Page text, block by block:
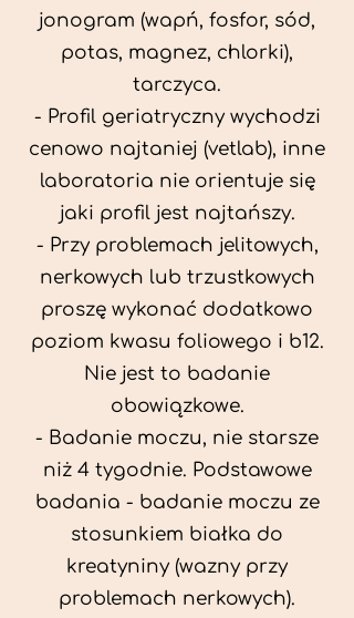
jonogram (wapń, fosfor, sód,
potas, magnez, chlorki),
tarczyca.
- Profil geriatryczny wychodzi
cenowo najtaniej (vetlab), inne
laboratoria nie orientuje się
jaki profil jest najtańszy.
- Przy problemach jelitowych,
nerkowych lub trzustkowych
proszę wykonać dodatkowo
poziom kwasu foliowego i b12.
Nie jest to badanie
obowiązkowe.
- Badanie moczu, nie starsze
niż 4 tygodnie. Podstawowe
badania - badanie moczu ze
stosunkiem białka do
kreatyniny (wazny przy
problemach nerkowych).